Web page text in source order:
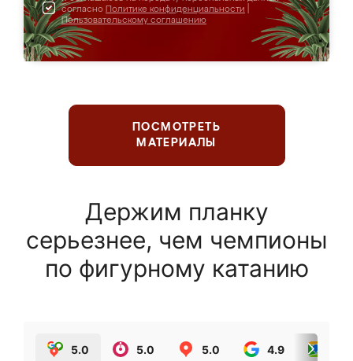
согласно Политике конфиденциальности
Пользовательскому соглашению
ПОСМОТРЕТЬ
МАТЕРИАЛЫ
Держим планку
серьезнее, чем чемпионы
по фигурному катанию
5.0 5.0 5.0 4.9